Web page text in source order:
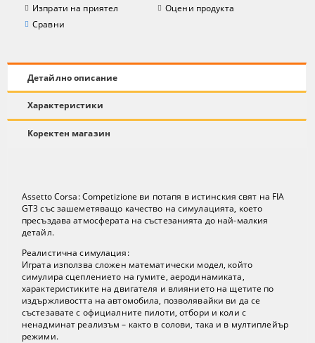
Изпрати на приятел
Оцени продукта
Сравни
Детайлно описание
Характеристики
Коректен магазин
Assetto Corsa: Competizione ви потапя в истинския свят на FIA
GT3 със зашеметяващо качество на симулацията, което
пресъздава атмосферата на състезанията до най-малкия
детайл.
Реалистична симулация:
Играта използва сложен математически модел, който
симулира сцеплението на гумите, аеродинамиката,
характеристиките на двигателя и влиянието на щетите по
издържливостта на автомобила, позволявайки ви да се
състезавате с официалните пилоти, отбори и коли с
ненадминат реализъм – както в солови, така и в мултиплейър
режими.